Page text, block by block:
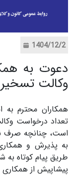
1404/12/2
دعوت به
وکالت
همکاران محترم به
تعداد درخواست
است، چنانچه صرف
به پذیرش و
طریق پیام کوتاه به شماره 09966900822
پیشاپیش از همکاری